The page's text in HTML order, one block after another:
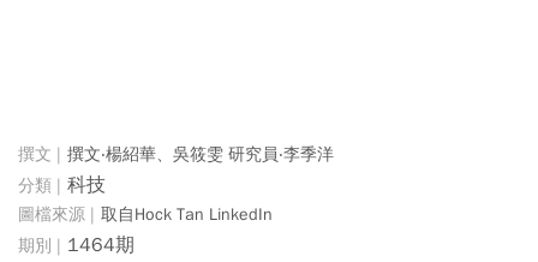
撰文‧楊紹華、吳筱雯 研究員‧李季洋
科技
取自Hock Tan LinkedIn
1464期